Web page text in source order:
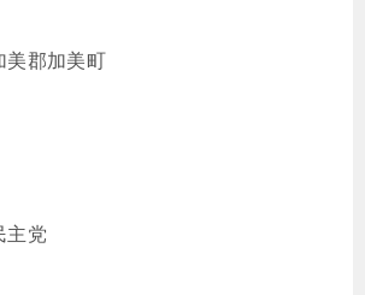
美郡加美町
主党